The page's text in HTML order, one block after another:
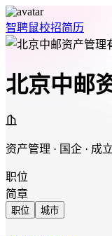
智聘鼠校招简历
北京中邮
资产管理 · 国企 · 成
职位
简章
职位 城市